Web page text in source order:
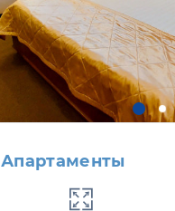
Апартаменты